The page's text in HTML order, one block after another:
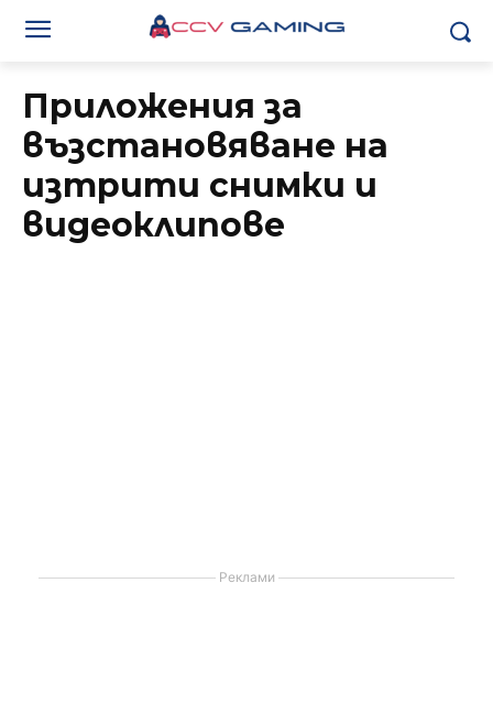
Приложения за
възстановяване на
изтрити снимки и
видеоклипове
Реклами